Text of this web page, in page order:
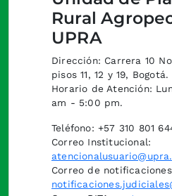
Rural
UPRA
Dirección: Carrera 10
pisos 11, 12 y 19, Bogotá.
Horario de Atención:
am - 5:00 pm.
Teléfono: +57 310 801
Correo Institucional:
Correo de